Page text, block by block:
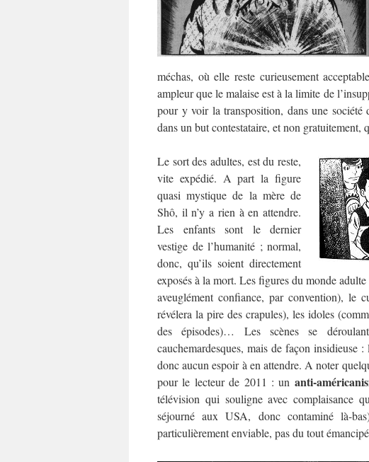
méchas, où elle reste curieusement
ampleur que le malaise est à la limite de
pour y voir la transposition, dans une société
dans un but contestataire, et non gratuitement,
Le sort des adultes, est du reste,
vite expédié. A part la figure
quasi mystique de la mère de
Shô, il n’y a rien à en attendre.
Les enfants sont le dernier
vestige de l’humanité ; normal,
donc, qu’ils soient directement
exposés à la mort. Les figures du monde adulte
aveuglément confiance, par convention), le
révélera la pire des crapules), les idoles
des épisodes)… Les scènes se
cauchemardesques, mais de façon insidieuse
donc aucun espoir à en attendre. A noter
pour le lecteur de 2011 : un anti-
télévision qui souligne avec complaisance
séjourné aux USA, donc contaminé là-
particulièrement enviable, pas du tout